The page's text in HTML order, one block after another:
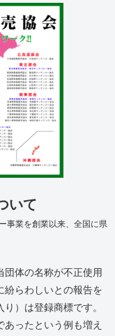
いて
事業を創業以来、全国に県
体の名称が不正使用
紛らわしいとの報告を
）は登録商標です。
ったという例も増え